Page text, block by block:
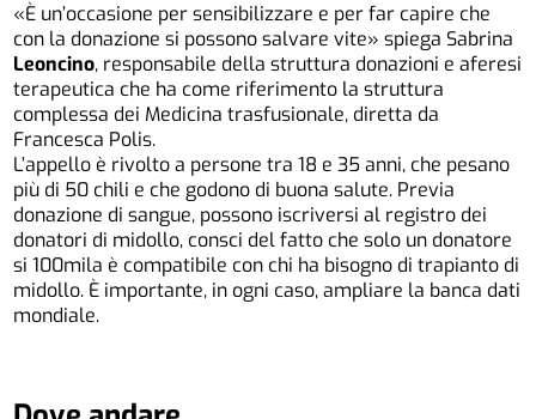
«È un’occasione per sensibilizzare e per far capire che
con la donazione si possono salvare vite» spiega Sabrina
Leoncino, responsabile della struttura donazioni e aferesi
terapeutica che ha come riferimento la struttura
complessa dei Medicina trasfusionale, diretta da
Francesca Polis.
L’appello è rivolto a persone tra 18 e 35 anni, che pesano
più di 50 chili e che godono di buona salute. Previa
donazione di sangue, possono iscriversi al registro dei
donatori di midollo, consci del fatto che solo un donatore
si 100mila è compatibile con chi ha bisogno di trapianto di
midollo. È importante, in ogni caso, ampliare la banca dati
mondiale.